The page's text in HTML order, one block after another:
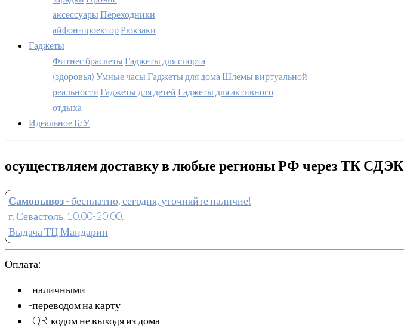
аксессуары Переходники
айфон-проекторРюкзаки
Гаджеты
Фитнес браслеты Гаджеты для спорта
(здоровья) Умные часы Гаджеты для дома Шлемы виртуальной
реальности Гаджеты для детей Гаджеты для активного
отдыха
Идеальное Б/У
осуществляем доставку в любые регионы РФ через ТК СДЭК
Самовывоз- бесплатно, сегодня, уточняйте наличие!
г. Севастоль. 10.00-20.00.
Выдача ТЦ Мандарин
Оплата:
-наличными
-переводом на карту
-QR-кодом не выходя из дома